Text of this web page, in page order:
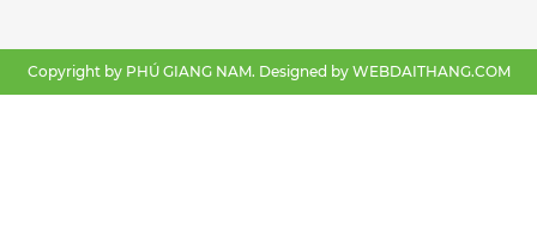
Copyright by PHÚ GIANG NAM. Designed by WEBDAITHANG.COM